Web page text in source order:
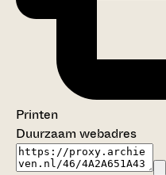
Printen
Duurzaam webadres